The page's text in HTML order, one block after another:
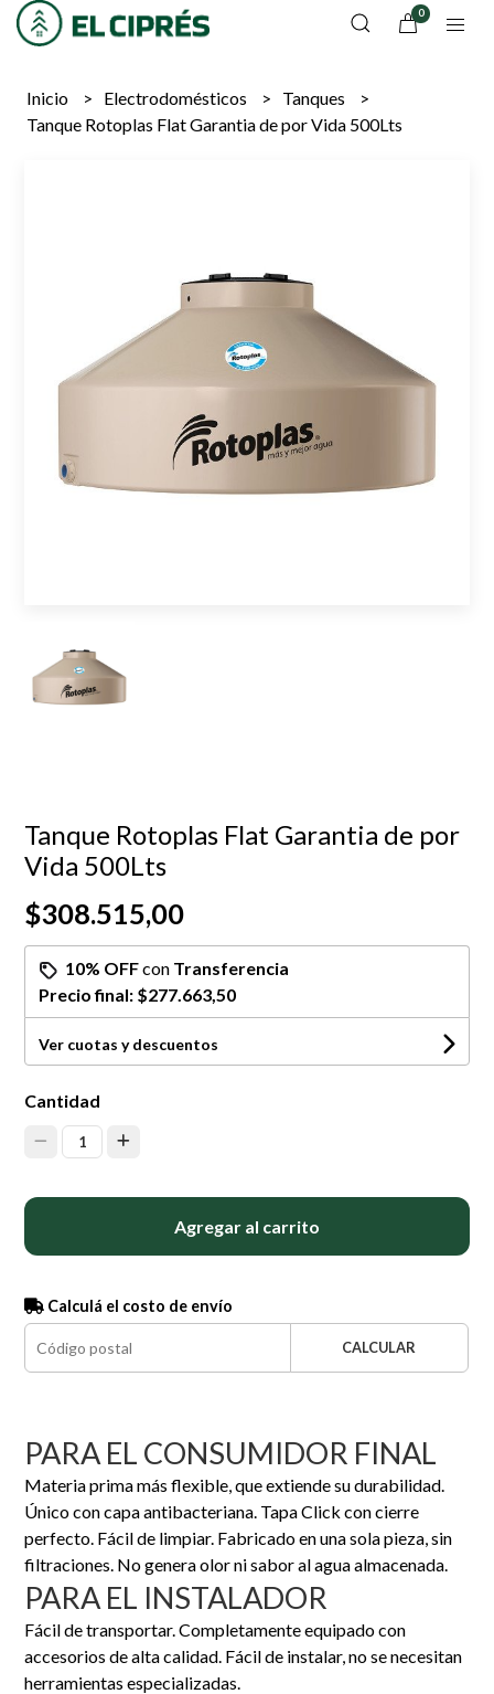
0
Inicio Electrodomésticos
Tanques
Tanque Rotoplas Flat Garantia de por Vida 500Lts
Tanque Rotoplas Flat Garantia de por
Vida 500Lts
$308.515,00
10% OFFcon Transferencia
Precio final: $277.663,50
Ver cuotas y descuentos
Cantidad
1
Agregar al carrito
Calculá el costo de envío
CALCULAR
PARA EL CONSUMIDOR FINAL
Materia prima más flexible, que extiende su durabilidad.
Único con capa antibacteriana. Tapa Click con cierre
perfecto. Fácil de limpiar. Fabricado en una sola pieza, sin
filtraciones. No genera olor ni sabor al agua almacenada.
PARA EL INSTALADOR
Fácil de transportar. Completamente equipado con
accesorios de alta calidad. Fácil de instalar, no se necesitan
herramientas especializadas.